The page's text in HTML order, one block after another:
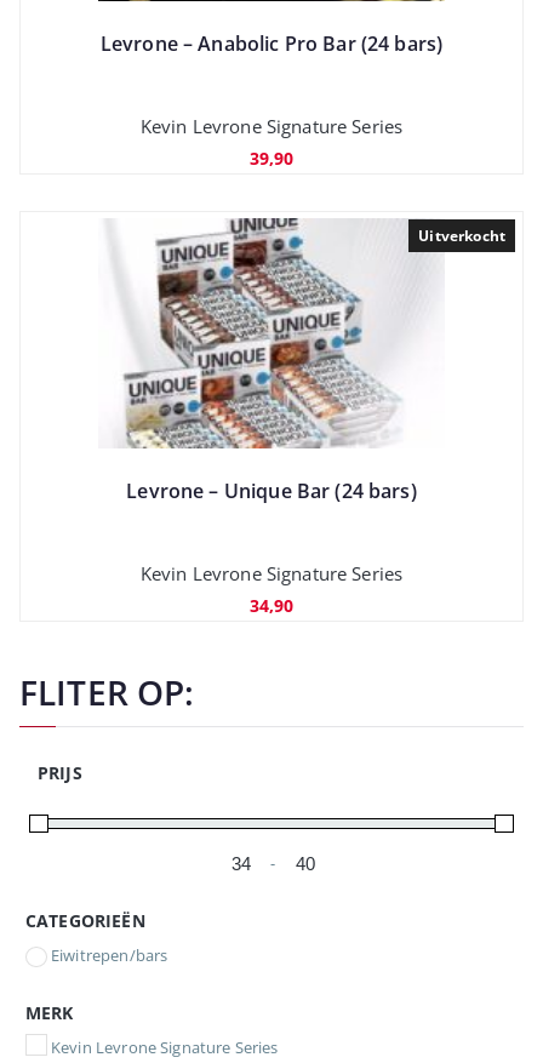
Levrone – Anabolic Pro Bar (24 bars)
Kevin Levrone Signature Series
39,90
Uitverkocht
Levrone – Unique Bar (24 bars)
Kevin Levrone Signature Series
34,90
FLITER OP:
PRIJS
Minimale prijs
-
Maximale prijs
CATEGORIEËN
Eiwitrepen/bars
MERK
Kevin Levrone Signature Series